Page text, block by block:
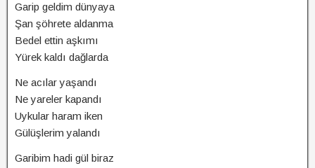
Garip geldim dünyaya
Şan şöhrete aldanma
Bedel ettin aşkımı
Yürek kaldı dağlarda
Ne acılar yaşandı
Ne yareler kapandı
Uykular haram iken
Gülüşlerim yalandı
Garibim hadi gül biraz